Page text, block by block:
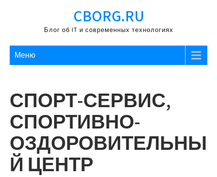
содержимому
CBORG.RU
Блог об IT и современных технологиях
Меню
СПОРТ-СЕРВИС,
СПОРТИВНО-
ОЗДОРОВИТЕЛЬНЫ
Й ЦЕНТР